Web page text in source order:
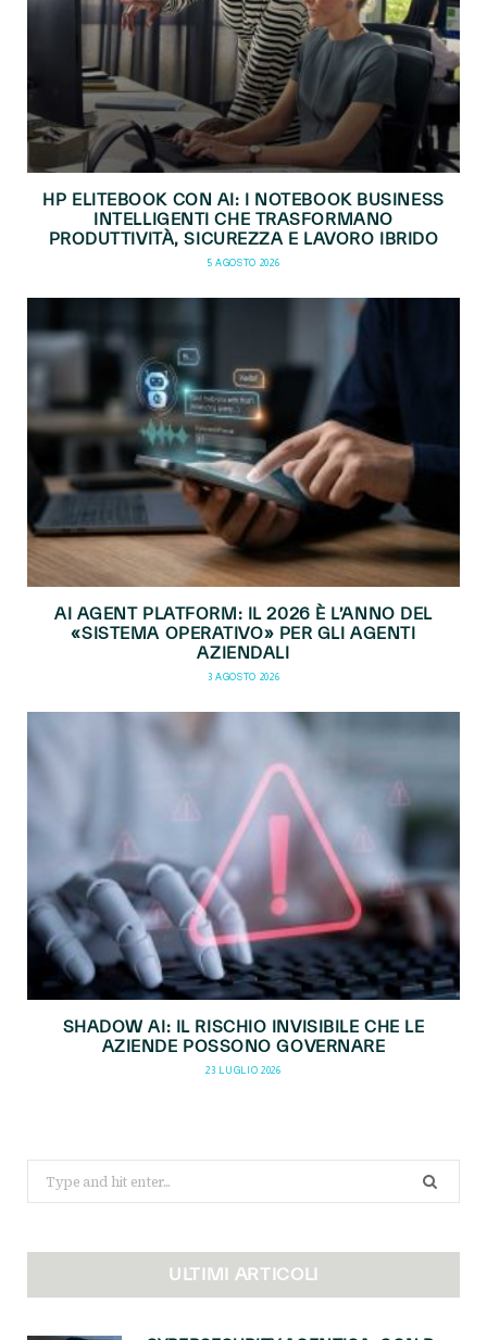
HP ELITEBOOK CON AI: I NOTEBOOK BUSINESS
INTELLIGENTI CHE TRASFORMANO
PRODUTTIVITÀ, SICUREZZA E LAVORO IBRIDO
5 AGOSTO 2026
AI AGENT PLATFORM: IL 2026 È L’ANNO DEL
«SISTEMA OPERATIVO» PER GLI AGENTI
AZIENDALI
3 AGOSTO 2026
SHADOW AI: IL RISCHIO INVISIBILE CHE LE
AZIENDE POSSONO GOVERNARE
23 LUGLIO 2026
for:
ULTIMI ARTICOLI